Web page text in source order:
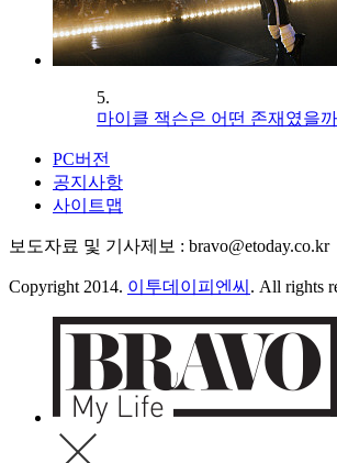
5.
마이클 잭슨은 어떤 존재였을까
PC버전
공지사항
사이트맵
보도자료 및 기사제보 : bravo@etoday.co.kr
Copyright 2014. 이투데이피엔씨 . All rights